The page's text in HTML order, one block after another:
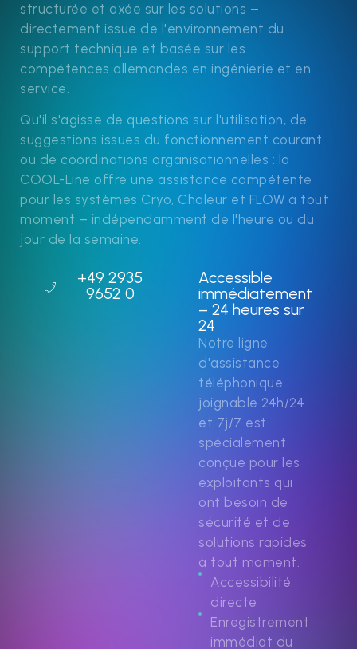
structurée et axée sur les solutions –
directement issue de l'environnement du
support technique et basée sur les
compétences allemandes en ingénierie et en
service.
Qu'il s'agisse de questions sur l'utilisation, de
suggestions issues du fonctionnement courant
ou de coordinations organisationnelles : la
COOL-Line offre une assistance compétente
pour les systèmes Cryo, Chaleur et FLOW à tout
moment – indépendamment de l'heure ou du
jour de la semaine.
+49 2935
9652 0
Accessible
immédiatement
– 24 heures sur
24
Notre ligne
d'assistance
téléphonique
joignable 24h/24
et 7j/7 est
spécialement
conçue pour les
exploitants qui
ont besoin de
sécurité et de
solutions rapides
à tout moment.
Accessibilité
directe
Enregistrement
immédiat du